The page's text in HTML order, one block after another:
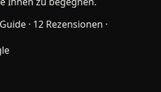
· 12 Rezensionen ·